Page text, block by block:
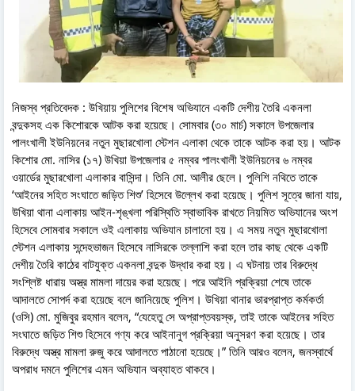
নিজস্ব প্রতিবেদক : উখিয়ায় পুলিশের বিশেষ অভিযানে একটি দেশীয় তৈরি একনলা
বন্দুকসহ এক কিশোরকে আটক করা হয়েছে। সোমবার (৩০ মার্চ) সকালে উপজেলার
পালংখালী ইউনিয়নের নতুন মুছারখোলা স্টেশন এলাকা থেকে তাকে আটক করা হয়। আটক
কিশোর মো. নাসির (১৭) উখিয়া উপজেলার ৫ নম্বর পালংখালী ইউনিয়নের ৬ নম্বর
ওয়ার্ডের মুছারখোলা এলাকার বাসিন্দা। তিনি মো. আলীর ছেলে। পুলিশি নথিতে তাকে
‘আইনের সহিত সংঘাতে জড়িত শিশু’ হিসেবে উল্লেখ করা হয়েছে। পুলিশ সূত্রে জানা যায়,
উখিয়া থানা এলাকায় আইন-শৃঙ্খলা পরিস্থিতি স্বাভাবিক রাখতে নিয়মিত অভিযানের অংশ
হিসেবে সোমবার সকালে ওই এলাকায় অভিযান চালানো হয়। এ সময় নতুন মুছারখোলা
স্টেশন এলাকায় সন্দেহভাজন হিসেবে নাসিরকে তল্লাশি করা হলে তার কাছ থেকে একটি
দেশীয় তৈরি কাঠের বাটযুক্ত একনলা বন্দুক উদ্ধার করা হয়। এ ঘটনায় তার বিরুদ্ধে
সংশ্লিষ্ট ধারায় অস্ত্র মামলা দায়ের করা হয়েছে। পরে আইনি প্রক্রিয়া শেষে তাকে
আদালতে সোপর্দ করা হয়েছে বলে জানিয়েছে পুলিশ। উখিয়া থানার ভারপ্রাপ্ত কর্মকর্তা
(ওসি) মো. মুজিবুর রহমান বলেন, “যেহেতু সে অপ্রাপ্তবয়স্ক, তাই তাকে আইনের সহিত
সংঘাতে জড়িত শিশু হিসেবে গণ্য করে আইনানুগ প্রক্রিয়া অনুসরণ করা হয়েছে। তার
বিরুদ্ধে অস্ত্র মামলা রুজু করে আদালতে পাঠানো হয়েছে।” তিনি আরও বলেন, জনস্বার্থে
অপরাধ দমনে পুলিশের এমন অভিযান অব্যাহত থাকবে।